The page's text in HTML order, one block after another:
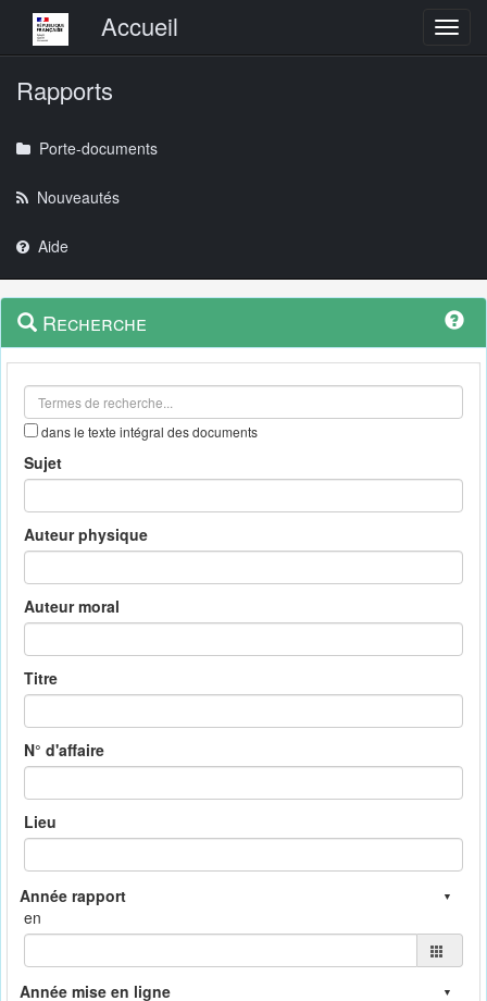
Menu principalAccueil
Rapports
Porte-documents
Nouveautés
Aide
Navigation
outils
Menu
contextuel
Recherche
dans le texte intégral des documents
Sujet
Auteur physique
Auteur moral
Titre
N° d'affaire
Lieu
en